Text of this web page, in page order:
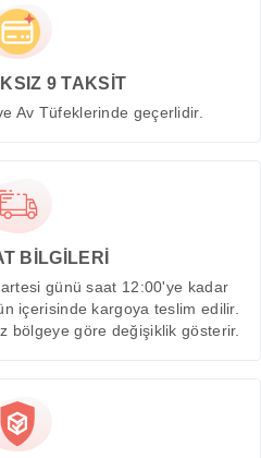
9 TAKSİT
Av Tüfeklerinde geçerlidir.
BİLGİLERİ
günü saat 12:00'ye kadar
içerisinde kargoya teslim edilir.
bölgeye göre değişiklik gösterir.